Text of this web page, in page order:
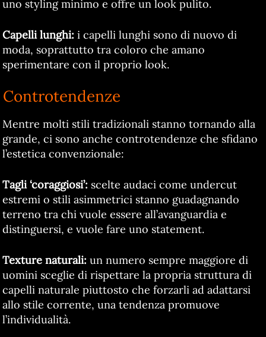
uno styling minimo e offre un look pulito.
Capelli lunghi: i capelli lunghi sono di nuovo di
moda, soprattutto tra coloro che amano
sperimentare con il proprio look.
Controtendenze
Mentre molti stili tradizionali stanno tornando alla
grande, ci sono anche controtendenze che sfidano
l’estetica convenzionale:
Tagli ‘coraggiosi’: scelte audaci come undercut
estremi o stili asimmetrici stanno guadagnando
terreno tra chi vuole essere all’avanguardia e
distinguersi, e vuole fare uno statement.
Texture naturali: un numero sempre maggiore di
uomini sceglie di rispettare la propria struttura di
capelli naturale piuttosto che forzarli ad adattarsi
allo stile corrente, una tendenza promuove
l’individualità.